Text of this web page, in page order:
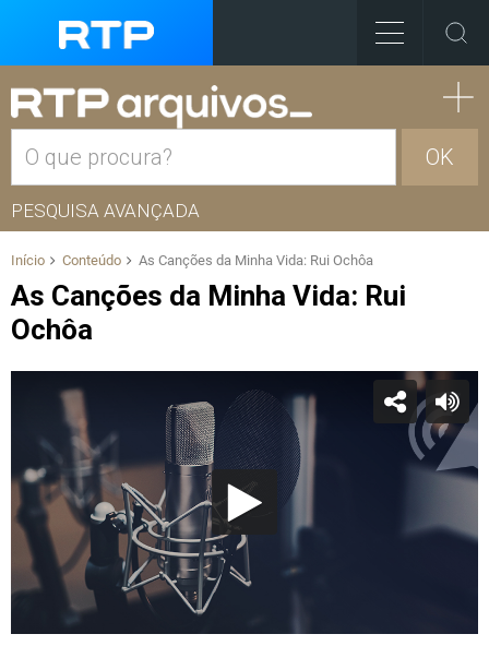
OK
PESQUISA AVANÇADA
Início Conteúdo As Canções da Minha Vida: Rui Ochôa
As Canções da Minha Vida: Rui
Ochôa